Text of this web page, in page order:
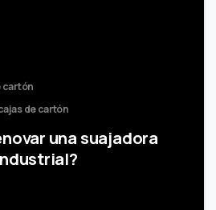
cartón
de cartón
una suajadora